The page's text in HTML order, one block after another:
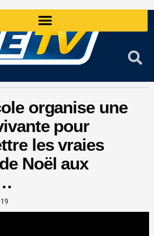
organise une
pour
les vraies
Noël aux